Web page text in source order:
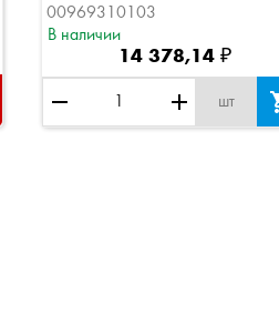
00969310103
В наличии
14 378,14 ₽
remove add шт